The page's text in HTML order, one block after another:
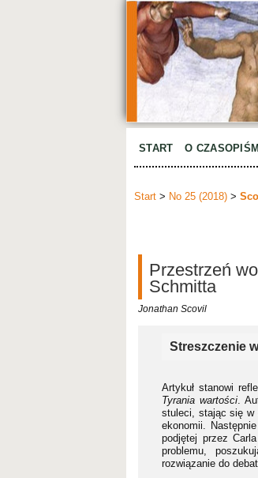
START O
Start > No 25 (2018) >
Przestrzeń
Schmitta
Jonathan Scovil
Streszczenie
Artykuł stanowi
Tyrania wartości.
stuleci, stając się w
ekonomii.
podjętej przez
problemu,
rozwiązanie do